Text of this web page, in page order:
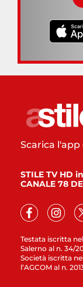
Testata iscritta
Salerno al n. 34/
Società iscritta
l’AGCOM al n.
Scarica l'app
STILE TV HD
CANALE 78